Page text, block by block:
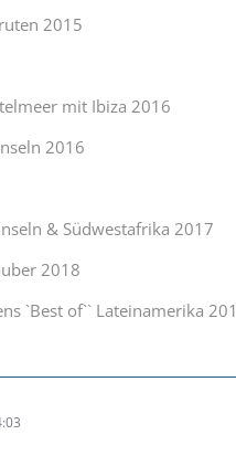
2015
mit Ibiza 2016
2016
& Südwestafrika 2017
2018
`Best of`` Lateinamerika